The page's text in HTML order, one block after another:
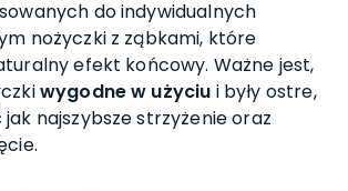
do indywidualnych
nożyczki z ząbkami, które
efekt końcowy. Ważne jest,
wygodne w użyciu i były ostre,
najszybsze strzyżenie oraz